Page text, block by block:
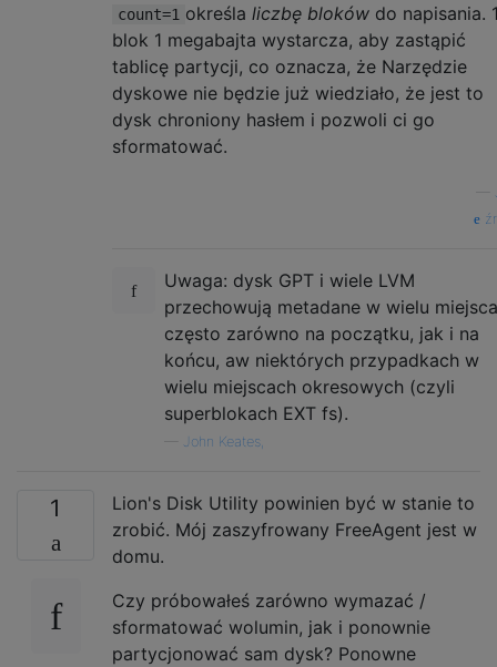
count=1 określa liczbę bloków do napisania.
blok 1 megabajta wystarcza, aby zastąpić
tablicę partycji, co oznacza, że ​​Narzędzie
dyskowe nie będzie już wiedziało, że jest to
dysk chroniony hasłem i pozwoli ci go
sformatować.
Uwaga: dysk GPT i wiele LVM
przechowują metadane w wielu
często zarówno na początku, jak i na
końcu, aw niektórych przypadkach w
wielu miejscach okresowych (czyli
superblokach EXT fs).
John Keates,
1
Lion's Disk Utility powinien być w stanie to
zrobić. Mój zaszyfrowany FreeAgent jest w
domu.
Czy próbowałeś zarówno wymazać /
sformatować wolumin, jak i ponownie
partycjonować sam dysk? Ponowne